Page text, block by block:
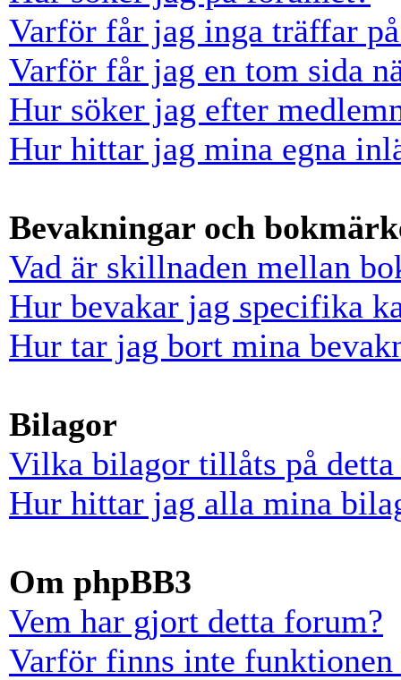
Varför får jag inga träffar
Varför får jag en tom sida
Hur söker jag efter
Hur hittar jag mina egna
Bevakningar och
Vad är skillnaden mellan
Hur bevakar jag specifika
Hur tar jag bort mina
Bilagor
Vilka bilagor tillåts på
Hur hittar jag alla mina
Om phpBB3
Vem har gjort detta forum?
Varför finns inte funktionen